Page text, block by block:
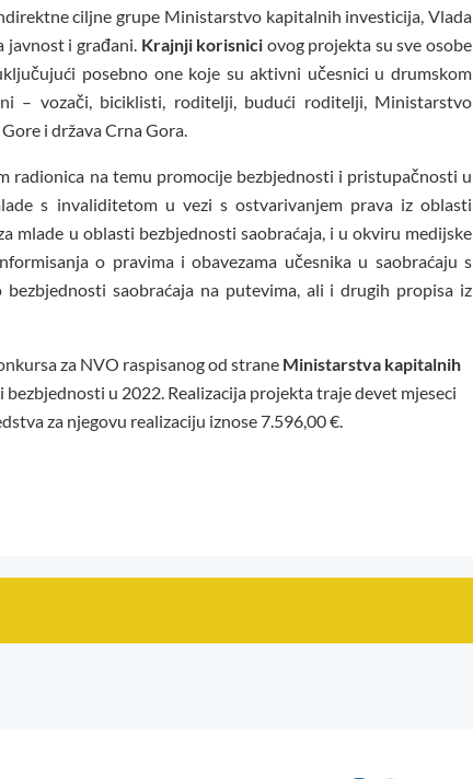
ciljne grupe Ministarstvo kapitalnih investicija, Vlada
javnost i građani. Krajnji korisnici ovog projekta su sve osobe
posebno one koje su aktivni učesnici u drumskom
– vozači, biciklisti, roditelji, budući roditelji, Ministarstvo
i država Crna Gora.
radionica na temu promocije bezbjednosti i pristupačnosti u
s invaliditetom u vezi s ostvarivanjem prava iz oblasti
mlade u oblasti bezbjednosti saobraćaja, i u okviru medijske
o pravima i obavezama učesnika u saobraćaju s
saobraćaja na putevima, ali i drugih propisa iz
za NVO raspisanog od strane Ministarstva kapitalnih
u 2022. Realizacija projekta traje devet mjeseci
za njegovu realizaciju iznose 7.596,00 €.